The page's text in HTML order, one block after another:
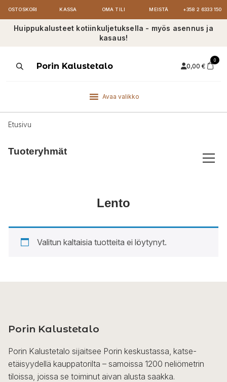
OSTOSKORI KASSA OMA TILI MEISTÄ +358 2 6333 150
Huippukalusteet kotiinkuljetuksella - myös asennus ja
kasaus!
ProductsPorin Kalustetalo 0,00 €
0
Avaa valikko
Etusivu
Tuoteryhmät
Lento
Valitun kaltaisia tuotteita ei löytynyt.
Porin Kalustetalo
Porin Kalustetalo sijaitsee Porin keskustassa, katse-
etäisyydellä kauppatorilta – samoissa 1200 neliömetrin
tiloissa, joissa se toiminut aivan alusta saakka.